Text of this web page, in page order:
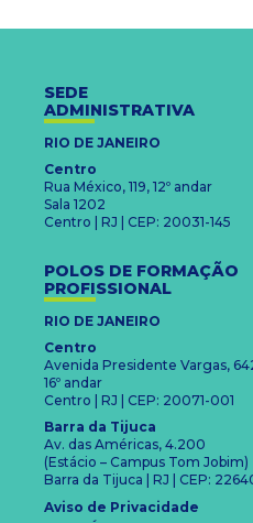
SEDE
ADMINISTRATIVA
RIO DE JANEIRO
Centro
Rua México, 119, 12º andar
Sala 1202
Centro | RJ | CEP: 20031-145
POLOS DE FORMAÇÃO
PROFISSIONAL
RIO DE JANEIRO
Centro
Avenida Presidente Vargas,
16º andar
Centro | RJ | CEP: 20071-001
Barra da Tijuca
Av. das Américas, 4.200
(Estácio – Campus Tom Jobim)
Barra da Tijuca | RJ | CEP:
Aviso de Privacidade